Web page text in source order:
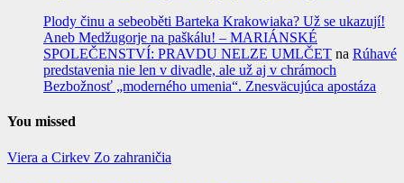
Plody činu a sebeoběti Barteka Krakowiaka? Už se ukazují!
Aneb Medžugorje na paškálu! – MARIÁNSKÉ
SPOLEČENSTVÍ: PRAVDU NELZE UMLČET na Rúhavé
predstavenia nie len v divadle, ale už aj v chrámoch
Bezbožnosť „moderného umenia“. Znesväcujúca apostáza
You missed
Viera a Cirkev Zo zahraničia